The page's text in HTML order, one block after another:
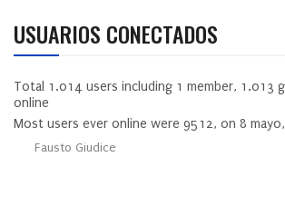
USUARIOS CONECTADOS
Total 1.014 users including 1 member, 1.013
online
Most users ever online were 9512, on 8
Fausto Giudice